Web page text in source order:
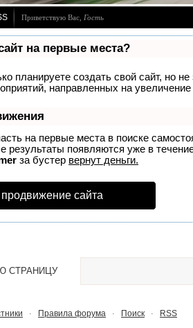
Приветствую Вас Гость
на первые места?
планируете создать свой сайт, но
направленных на
на первые места в поиске
результаты появляются уже в
за бустер вернут деньги.
сайта
СТРАНИЦУ
· Правила форума · Поиск · RSS